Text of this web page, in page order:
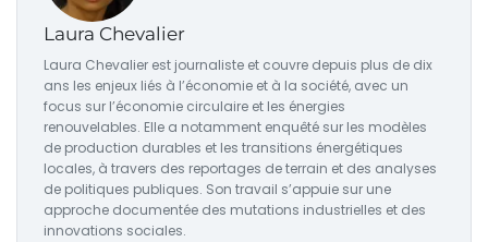
Laura Chevalier
Laura Chevalier est journaliste et couvre depuis plus de dix
ans les enjeux liés à l’économie et à la société, avec un
focus sur l’économie circulaire et les énergies
renouvelables. Elle a notamment enquêté sur les modèles
de production durables et les transitions énergétiques
locales, à travers des reportages de terrain et des analyses
de politiques publiques. Son travail s’appuie sur une
approche documentée des mutations industrielles et des
innovations sociales.